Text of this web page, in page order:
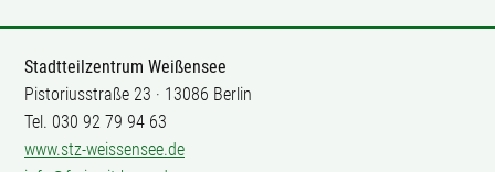
Stadtteilzentrum Weißensee
Pistoriusstraße 23 · 13086 Berlin
Tel. 030 92 79 94 63
www.stz-weissensee.de